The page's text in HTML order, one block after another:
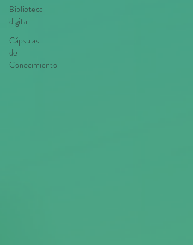
Biblioteca
digital
Cápsulas
de
Conocimiento